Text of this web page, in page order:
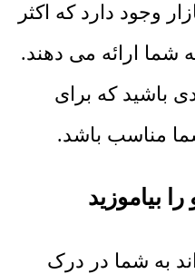
وجود دارد که اکثر
شما ارائه می دهند.
باشید که برای
مناسب باشد.
بیاموزید
به شما در درک